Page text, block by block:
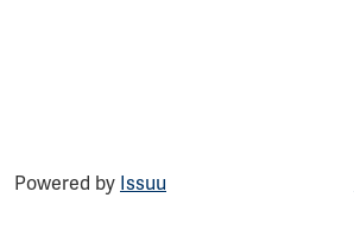
Powered by Issuu